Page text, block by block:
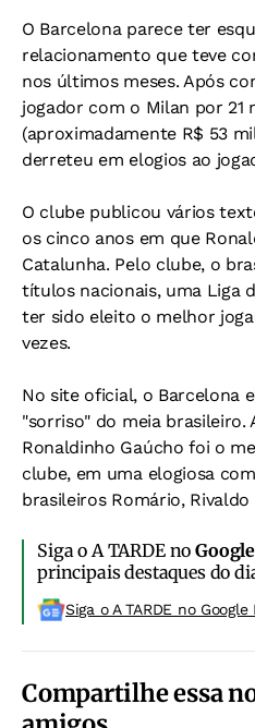
O Barcelona parece ter
relacionamento que teve
nos últimos meses. Após
jogador com o Milan por 21
(aproximadamente R$ 53
derreteu em elogios ao
O clube publicou vários
os cinco anos em que
Catalunha. Pelo clube, o
títulos nacionais, uma Liga
ter sido eleito o melhor
vezes.
No site oficial, o Barcelona
"sorriso" do meia brasileiro.
Ronaldinho Gaúcho foi o
clube, em uma elogiosa
brasileiros Romário, Rivaldo
Siga o A TARDE no
principais destaques do
Siga o A TARDE no
Compartilhe essa